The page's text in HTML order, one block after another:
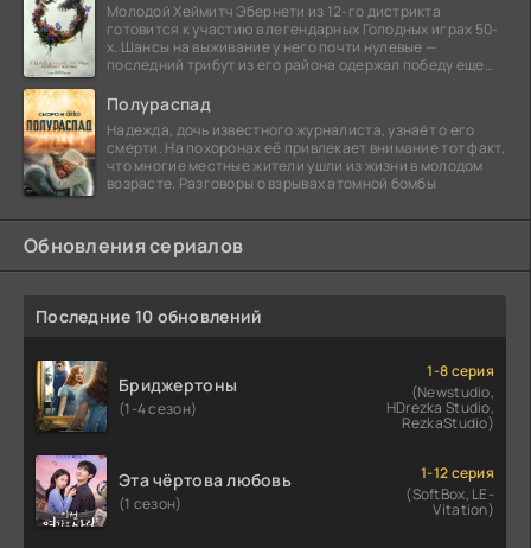
Молодой Хеймитч Эбернети из 12-го дистрикта
готовится к участию в легендарных Голодных играх 50-
х. Шансы на выживание у него почти нулевые —
последний трибут из его района одержал победу еще
Полураспад
Надежда, дочь известного журналиста, узнаёт о его
смерти. На похоронах её привлекает внимание тот факт,
что многие местные жители ушли из жизни в молодом
возрасте. Разговоры о взрывах атомной бомбы
Обновления сериалов
Последние 10 обновлений
Бриджертоны
(1-4 сезон)
1-8 серия
(Newstudio,
HDrezka Studio,
RezkaStudio)
Эта чёртова любовь
(1 сезон)
1-12 серия
(SoftBox, LE-
Vitation)